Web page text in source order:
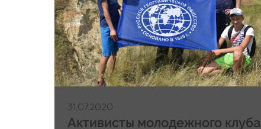
31.07.2020
Активисты молодежного клуба